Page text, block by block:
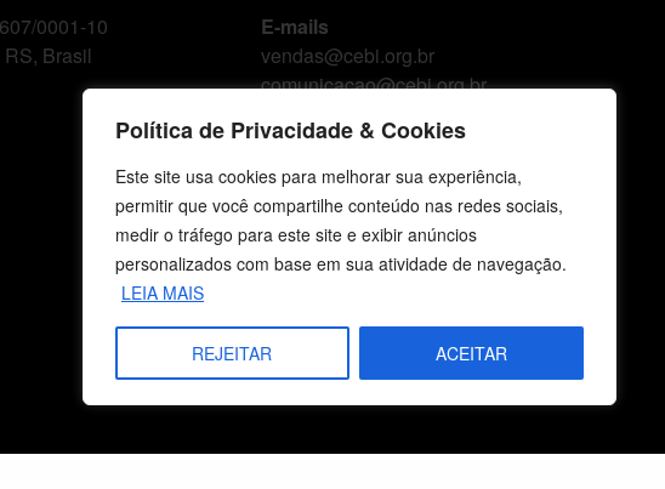
Política de Privacidade & Cookies
Este site usa cookies para melhorar sua experiência,
permitir que você compartilhe conteúdo nas redes sociais,
medir o tráfego para este site e exibir anúncios
personalizados com base em sua atividade de navegação.
LEIA MAIS
REJEITAR ACEITAR
0001-10
Brasil
E-mails
vendas@cebi.org.br
comunicacao@cebi.org.br
WhatsApp / Vendas
+55 (51) 99734-4518
WhatsApp / Comunicação
+55 (51) 99799-3041